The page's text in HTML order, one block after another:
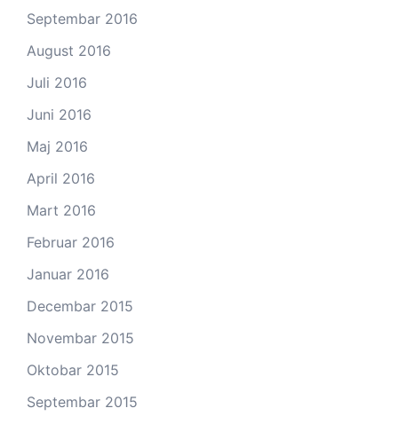
Septembar 2016
August 2016
Juli 2016
Juni 2016
Maj 2016
April 2016
Mart 2016
Februar 2016
Januar 2016
Decembar 2015
Novembar 2015
Oktobar 2015
Septembar 2015